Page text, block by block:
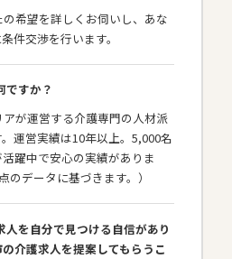
希望を詳しくお伺いし、あな
件交渉を行います。
ですか？
が運営する介護専門の人材派
運営実績は10年以上。5,000名
躍中で安心の実績がありま
データに基づきます。）
人を自分で見つける自信があり
介護求人を提案してもらうこ